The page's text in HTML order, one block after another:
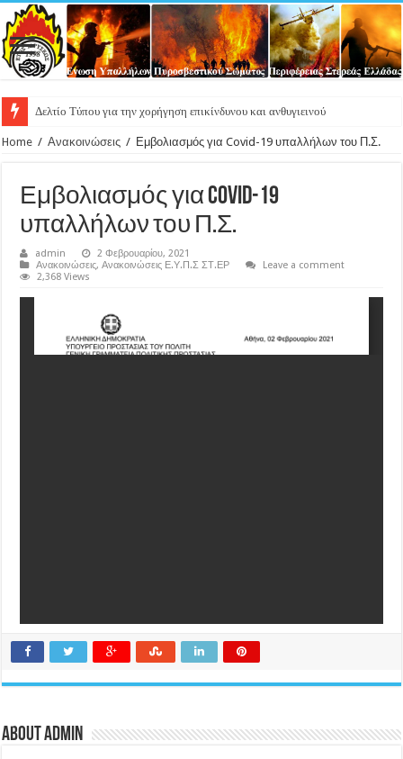
Δελτίο Τύπου για την χορήγηση επικίνδυνου και ανθυγιεινού επιδόματος στους υπ
Home / Ανακοινώσεις / Εμβολιασμός για Covid-19 υπαλλήλων του Π.Σ.
Εμβολιασμός για Covid-19
υπαλλήλων του Π.Σ.
admin
2 Φεβρουαρίου, 2021
Ανακοινώσεις,Ανακοινώσεις Ε.Υ.Π.Σ ΣΤ.ΕΡ
Leave a comment
2,368 Views
About admin